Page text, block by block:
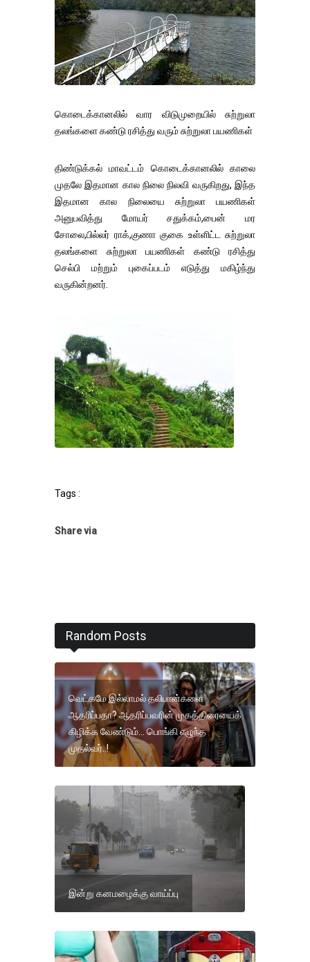
கொடைக்கானலில் வார விடுமுறையில் சுற்றுலா
தலங்களை கண்டு ரசித்து வரும் சுற்றுலா பயணிகள்
திண்டுக்கல் மாவட்டம் கொடைக்கானலில் காலை
முதலே இதமான கால நிலை நிலவி வருகிறது, இந்த
இதமான கால நிலையை சுற்றுலா பயணிகள்
அனுபவித்து மோயர் சதுக்கம்,பைன் மர
சோலை,பில்லர் ராக்,குணா குகை உள்ளிட்ட சுற்றுலா
தலங்களை சுற்றுலா பயணிகள் கண்டு ரசித்து
செல்பி மற்றும் புகைப்படம் எடுத்து மகிழ்ந்து
வருகின்றனர்.
Tags :
Share via
Random Posts
வெட்கமே இல்லாமல் தலிபான்களை
ஆதரிப்பதா? ஆதரிப்பவரின் முகத்திரையைக்
கிழிக்க வேண்டும்… பொங்கி எழுந்த
முதல்வர்..!
இன்று கனமழைக்கு வாய்ப்பு